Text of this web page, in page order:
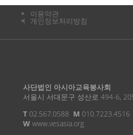
이용약관
개인정보처리방침
사단법인 아시아교육봉사회
서울시 서대문구 성산로 494-6,
T02.567.0588 M 010.7223.4516
Wwww.vesasia.org